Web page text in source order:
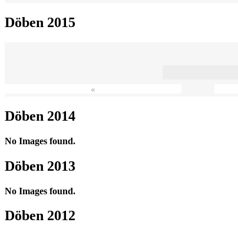
Döben 2015
«
Döben 2014
No Images found.
Döben 2013
No Images found.
Döben 2012